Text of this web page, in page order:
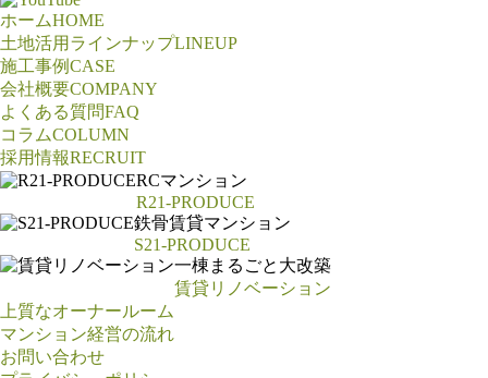
ホームHOME
土地活用ラインナップLINEUP
施工事例CASE
会社概要COMPANY
よくある質問FAQ
コラムCOLUMN
採用情報RECRUIT
RCマンション
R21-PRODUCE
鉄骨賃貸マンション
S21-PRODUCE
一棟まるごと大改築
賃貸リノベーション
上質なオーナールーム
マンション経営の流れ
お問い合わせ